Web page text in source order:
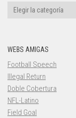
Categorías
WEBS AMIGAS
Football Speech
Illegal Return
Doble Cobertura
NFL-Latino
Field Goal